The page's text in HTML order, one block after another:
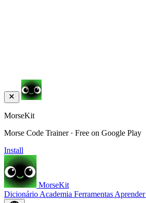
MorseKit
Morse Code Trainer · Free on Google Play
Install
MorseKit
Dicionário Academia Ferramentas Aprender